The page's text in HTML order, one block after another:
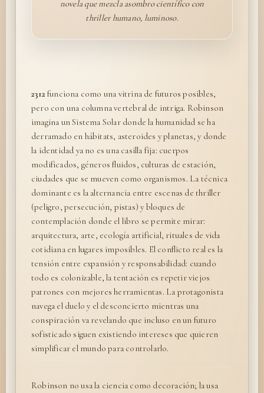
novela que mezcla asombro científico con
thriller humano, luminoso.
2312 funciona como una vitrina de futuros posibles,
pero con una columna vertebral de intriga. Robinson
imagina un Sistema Solar donde la humanidad se ha
derramado en hábitats, asteroides y planetas, y donde
la identidad ya no es una casilla fija: cuerpos
modificados, géneros fluidos, culturas de estación,
ciudades que se mueven como organismos. La técnica
dominante es la alternancia entre escenas de thriller
(peligro, persecución, pistas) y bloques de
contemplación donde el libro se permite mirar:
arquitectura, arte, ecología artificial, rituales de vida
cotidiana en lugares imposibles. El conflicto real es la
tensión entre expansión y responsabilidad: cuando
todo es colonizable, la tentación es repetir viejos
patrones con mejores herramientas. La protagonista
navega el duelo y el desconcierto mientras una
conspiración va revelando que incluso en un futuro
sofisticado siguen existiendo intereses que quieren
simplificar el mundo para controlarlo.
Robinson no usa la ciencia como decoración; la usa